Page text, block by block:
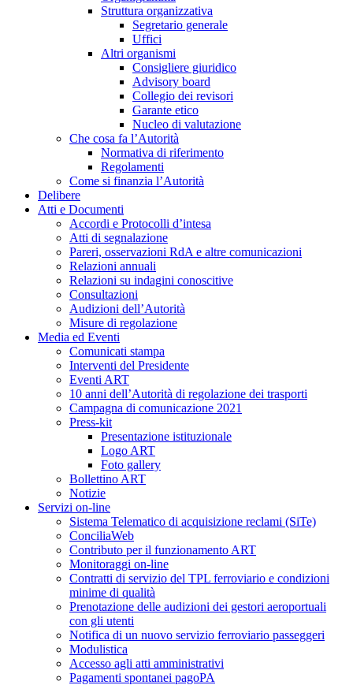
Struttura organizzativa
Segretario generale
Uffici
Altri organismi
Consigliere giuridico
Advisory board
Collegio dei revisori
Garante etico
Nucleo di valutazione
Che cosa fa l’Autorità
Normativa di riferimento
Regolamenti
Come si finanzia l’Autorità
Delibere
Atti e Documenti
Accordi e Protocolli d’intesa
Atti di segnalazione
Pareri, osservazioni RdA e altre comunicazioni
Relazioni annuali
Relazioni su indagini conoscitive
Consultazioni
Audizioni dell’Autorità
Misure di regolazione
Media ed Eventi
Comunicati stampa
Interventi del Presidente
Eventi ART
10 anni dell’Autorità di regolazione dei trasporti
Campagna di comunicazione 2021
Press-kit
Presentazione istituzionale
Logo ART
Foto gallery
Bollettino ART
Notizie
Servizi on-line
Sistema Telematico di acquisizione reclami (SiTe)
ConciliaWeb
Contributo per il funzionamento ART
Monitoraggi on-line
Contratti di servizio del TPL ferroviario e condizioni
minime di qualità
Prenotazione delle audizioni dei gestori aeroportuali
con gli utenti
Notifica di un nuovo servizio ferroviario passeggeri
Modulistica
Accesso agli atti amministrativi
Pagamenti spontanei pagoPA